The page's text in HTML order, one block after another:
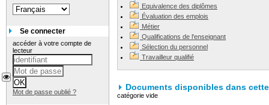
Equivalence des diplômes
Évaluation des emplois
Métier
Qualifications de l'enseignant
Sélection du personnel
Travailleur qualifié
Documents disponibles dans
catégorie vide
Se connecter
accéder à votre compte de
lecteur
Mot de passe oublié ?